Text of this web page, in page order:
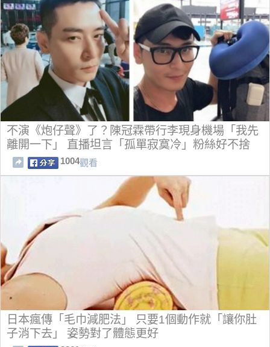
不演《炮仔聲》了？陳冠霖帶行李現身機場「我先
離開一下」 直播坦言「孤單寂寞冷」粉絲好不捨
1004觀看
日本瘋傳「毛巾減肥法」 只要1個動作就「讓你肚
子消下去」 姿勢對了體態更好